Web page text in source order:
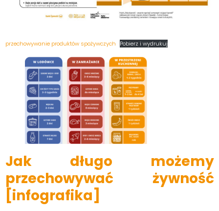
przechowywanie produktów spożywczych Pobierz i wydrukuj
Jak długo możemy
przechowywać żywność
[infografika]